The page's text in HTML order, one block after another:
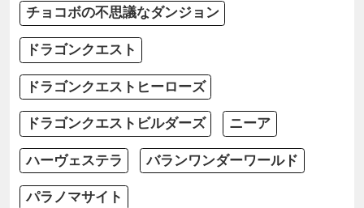
チョコボの不思議なダンジョン
ドラゴンクエスト
ドラゴンクエストヒーローズ
ドラゴンクエストビルダーズ ニーア
ハーヴェステラ バランワンダーワールド
パラノマサイト